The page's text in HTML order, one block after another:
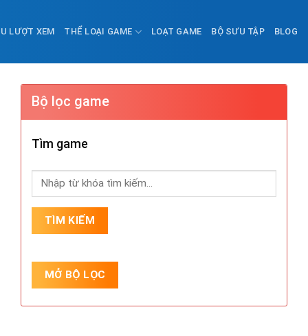
LƯỢT XEM THỂ LOẠI GAME LOẠT GAME BỘ SƯU TẬP BLOG
Bộ lọc game
Tìm game